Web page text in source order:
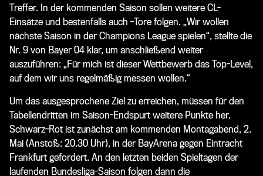
Treffer. In der kommenden Saison sollen weitere CL-
Einsätze und bestenfalls auch -Tore folgen. „Wir wollen
nächste Saison in der Champions League spielen“, stellte die
Nr. 9 von Bayer 04 klar, um anschließend weiter
auszuführen: „Für mich ist dieser Wettbewerb das Top-Level,
auf dem wir uns regelmäßig messen wollen.“
Um das ausgesprochene Ziel zu erreichen, müssen für den
Tabellendritten im Saison-Endspurt weitere Punkte her.
Schwarz-Rot ist zunächst am kommenden Montagabend, 2.
Mai (Anstoß: 20.30 Uhr), in der BayArena gegen Eintracht
Frankfurt gefordert. An den letzten beiden Spieltagen der
laufenden Bundesliga-Saison folgen dann die